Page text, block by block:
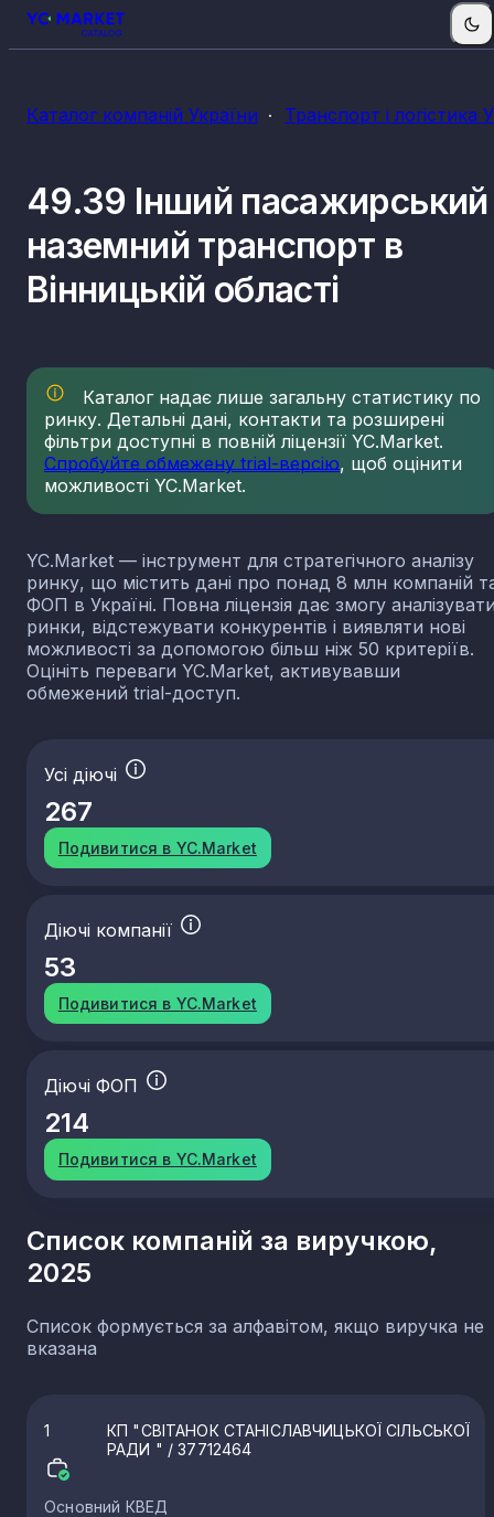
Каталог компаній України Транспорт і логістика
49.39 Інший пасажирський
наземний транспорт в
Вінницькій області
Каталог надає лише загальну статистику по
ринку. Детальні дані, контакти та розширені
фільтри доступні в повній ліцензії YC.Market.
Спробуйте обмежену trial-версію, щоб оцінити
можливості YC.Market.
YC.Market — інструмент для стратегічного аналізу
ринку, що містить дані про понад 8 млн компаній
ФОП в Україні. Повна ліцензія дає змогу
ринки, відстежувати конкурентів і виявляти нові
можливості за допомогою більш ніж 50 критеріїв.
Оцініть переваги YC.Market, активувавши
обмежений trial-доступ.
Усі діючі
267
Подивитися в YC.Market
Діючі компанії
53
Подивитися в YC.Market
Діючі ФОП
214
Подивитися в YC.Market
Список компаній за виручкою,
2025
Список формується за алфавітом, якщо виручка не
вказана
1
КП "СВІТАНОК СТАНІСЛАВЧИЦЬКОЇ СІЛЬСЬКОЇ
РАДИ " / 37712464
Основний КВЕД